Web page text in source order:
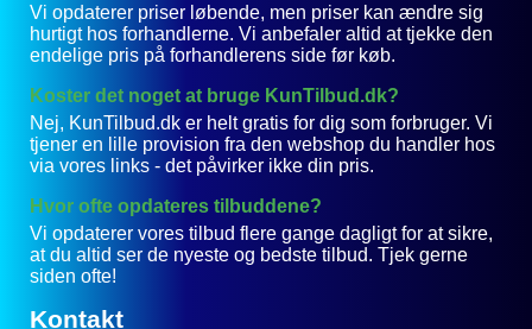
Vi opdaterer priser løbende, men priser kan ændre sig
hurtigt hos forhandlerne. Vi anbefaler altid at tjekke den
endelige pris på forhandlerens side før køb.
Koster det noget at bruge KunTilbud.dk?
Nej, KunTilbud.dk er helt gratis for dig som forbruger. Vi
tjener en lille provision fra den webshop du handler hos
via vores links - det påvirker ikke din pris.
Hvor ofte opdateres tilbuddene?
Vi opdaterer vores tilbud flere gange dagligt for at sikre,
at du altid ser de nyeste og bedste tilbud. Tjek gerne
siden ofte!
Kontakt